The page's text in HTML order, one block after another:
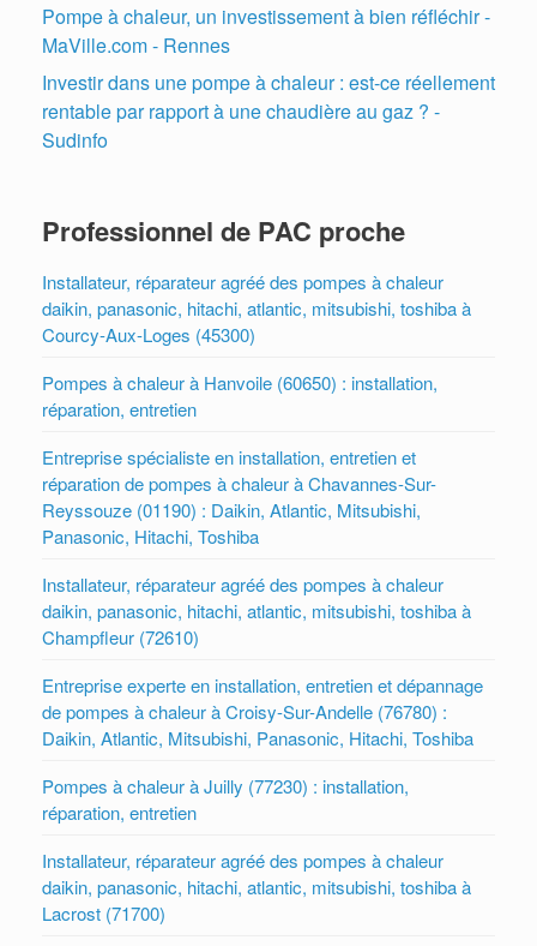
Pompe à chaleur, un investissement à bien réfléchir -
MaVille.com - Rennes
Investir dans une pompe à chaleur : est-ce réellement
rentable par rapport à une chaudière au gaz ? -
Sudinfo
Professionnel de PAC proche
Installateur, réparateur agréé des pompes à chaleur
daikin, panasonic, hitachi, atlantic, mitsubishi, toshiba à
Courcy-Aux-Loges (45300)
Pompes à chaleur à Hanvoile (60650) : installation,
réparation, entretien
Entreprise spécialiste en installation, entretien et
réparation de pompes à chaleur à Chavannes-Sur-
Reyssouze (01190) : Daikin, Atlantic, Mitsubishi,
Panasonic, Hitachi, Toshiba
Installateur, réparateur agréé des pompes à chaleur
daikin, panasonic, hitachi, atlantic, mitsubishi, toshiba à
Champfleur (72610)
Entreprise experte en installation, entretien et dépannage
de pompes à chaleur à Croisy-Sur-Andelle (76780) :
Daikin, Atlantic, Mitsubishi, Panasonic, Hitachi, Toshiba
Pompes à chaleur à Juilly (77230) : installation,
réparation, entretien
Installateur, réparateur agréé des pompes à chaleur
daikin, panasonic, hitachi, atlantic, mitsubishi, toshiba à
Lacrost (71700)